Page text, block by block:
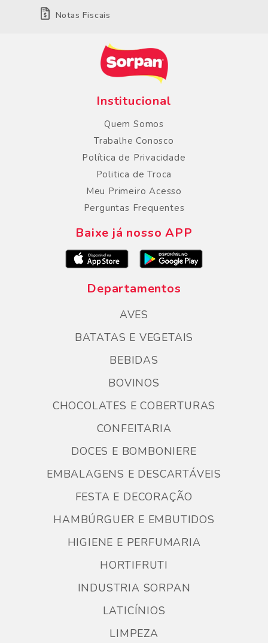
Notas Fiscais
Institucional
Quem Somos
Trabalhe Conosco
Política de Privacidade
Politica de Troca
Meu Primeiro Acesso
Perguntas Frequentes
Baixe já nosso APP
Departamentos
AVES
BATATAS E VEGETAIS
BEBIDAS
BOVINOS
CHOCOLATES E COBERTURAS
CONFEITARIA
DOCES E BOMBONIERE
EMBALAGENS E DESCARTÁVEIS
FESTA E DECORAÇÃO
HAMBÚRGUER E EMBUTIDOS
HIGIENE E PERFUMARIA
HORTIFRUTI
INDUSTRIA SORPAN
LATICÍNIOS
LIMPEZA